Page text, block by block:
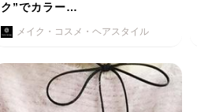
ク”でカラー…
メイク・コスメ・ヘアスタイル